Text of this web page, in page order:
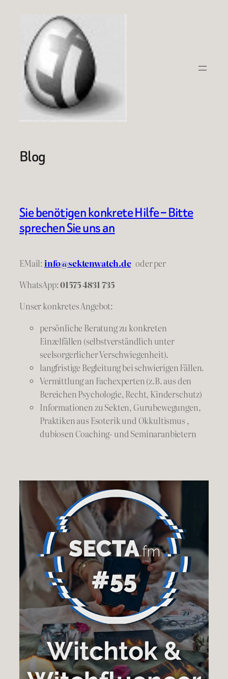
springen
Blog
Sie benötigen konkrete Hilfe – Bitte
sprechen Sie uns an
EMail:info@sektenwatch.de oderper
WhatsApp:01575 4831 735
Unser konkretes Angebot:
persönliche Beratung zu konkreten
Einzelfällen (selbstverständlich unter
seelsorgerlicher Verschwiegenheit).
langfristige Begleitung bei schwierigen Fällen.
Vermittlung an Fachexperten (z.B. aus den
Bereichen Psychologie, Recht, Kinderschutz)
Informationen zu Sekten, Gurubewegungen,
Praktiken aus Esoterik und Okkultismus ,
dubiosen Coaching- und Seminaranbietern